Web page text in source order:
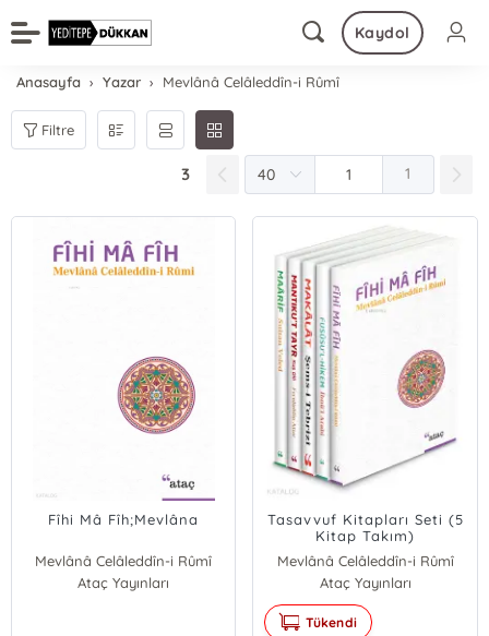
Kaydol
Anasayfa Yazar Mevlânâ Celâleddîn-i Rûmî
Filtre
3 1
Fîhi Mâ Fîh;Mevlâna
Mevlânâ Celâleddîn-i Rûmî
Ataç Yayınları
Tasavvuf Kitapları Seti (5
Kitap Takım)
Mevlânâ Celâleddîn-i Rûmî
Sultan Veled
Feridüddin Attar
Muhyiddin İbn Arabi
Ataç Yayınları
Tükendi